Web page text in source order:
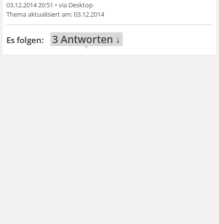
03.12.2014 20:51 •
03.12.2014
3 Antworten ↓